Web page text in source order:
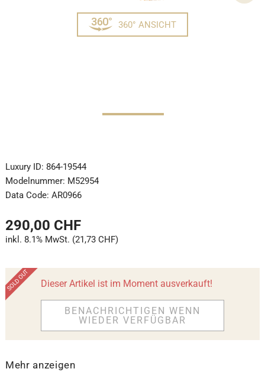
360° ANSICHT
Luxury ID: 864-19544
Modelnummer: M52954
Data Code: AR0966
290,00 CHF
inkl. 8.1% MwSt. (21,73 CHF)
Dieser Artikel ist im Moment ausverkauft!
BENACHRICHTIGEN WENN
WIEDER VERFÜGBAR
Mehr anzeigen